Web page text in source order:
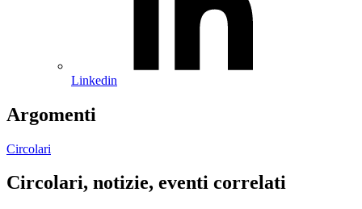
Linkedin
Argomenti
Circolari
Circolari, notizie, eventi correlati